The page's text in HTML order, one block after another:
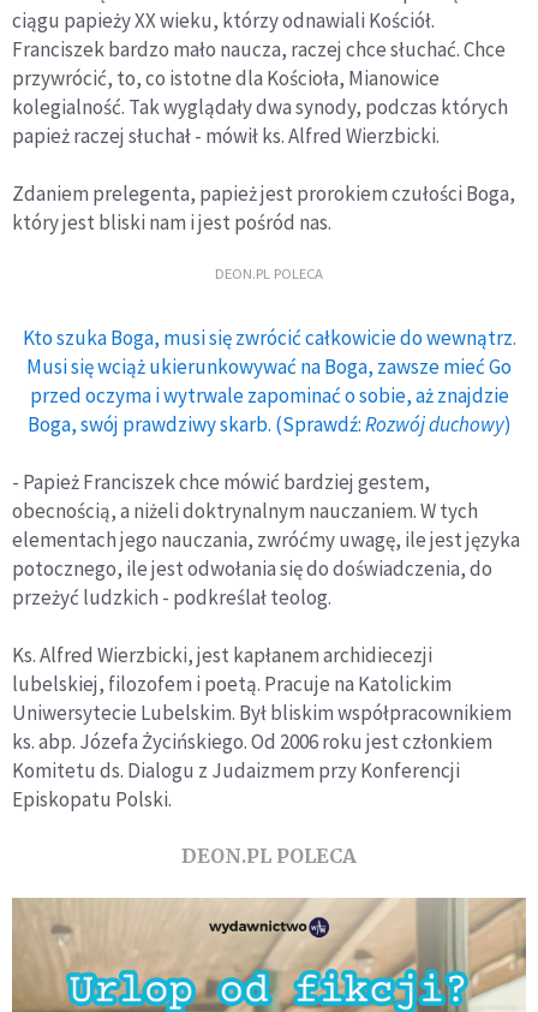
ciągu papieży XX wieku, którzy odnawiali Kościół.
Franciszek bardzo mało naucza, raczej chce słuchać. Chce
przywrócić, to, co istotne dla Kościoła, Mianowice
kolegialność. Tak wyglądały dwa synody, podczas których
papież raczej słuchał - mówił ks. Alfred Wierzbicki.
Zdaniem prelegenta, papież jest prorokiem czułości Boga,
który jest bliski nam i jest pośród nas.
DEON.PL POLECA
Kto szuka Boga, musi się zwrócić całkowicie do wewnątrz.
Musi się wciąż ukierunkowywać na Boga, zawsze mieć Go
przed oczyma i wytrwale zapominać o sobie, aż znajdzie
Boga, swój prawdziwy skarb. (Sprawdź:Rozwój duchowy)
- Papież Franciszek chce mówić bardziej gestem,
obecnością, a niżeli doktrynalnym nauczaniem. W tych
elementach jego nauczania, zwróćmy uwagę, ile jest języka
potocznego, ile jest odwołania się do doświadczenia, do
przeżyć ludzkich - podkreślał teolog.
Ks. Alfred Wierzbicki, jest kapłanem archidiecezji
lubelskiej, filozofem i poetą. Pracuje na Katolickim
Uniwersytecie Lubelskim. Był bliskim współpracownikiem
ks. abp. Józefa Życińskiego. Od 2006 roku jest członkiem
Komitetu ds. Dialogu z Judaizmem przy Konferencji
Episkopatu Polski.
DEON.PL POLECA